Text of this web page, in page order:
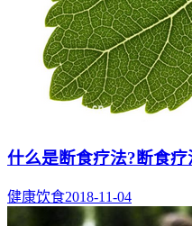
什么是断食疗法?断食疗
健康饮食2018-11-04